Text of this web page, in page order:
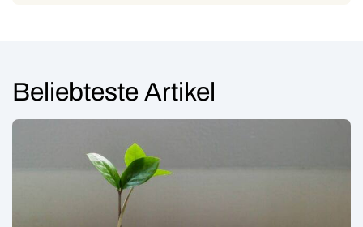
Beliebteste Artikel